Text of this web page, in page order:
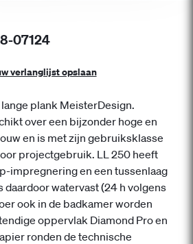
07124
verlanglijst opslaan
plank MeisterDesign.
over een bijzonder hoge en
en is met zijn gebruiksklasse
projectgebruik. LL 250 heeft
impregnering en een tussenlaag
daardoor watervast (24 h volgens
ook in de badkamer worden
oppervlak Diamond Pro en
ronden de technische